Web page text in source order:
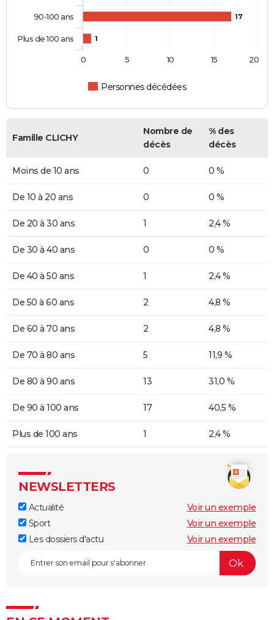
17
1
Personnes décédées
90-100 ans
Plus de 100 ans
0 5 10 15 20
Famille CLICHY
Nombre de
décès
% des
décès
Moins de 10 ans 0 0 %
De 10 à 20 ans 0 0 %
De 20 à 30 ans 1 2,4 %
De 30 à 40 ans 0 0 %
De 40 à 50 ans 1 2,4 %
De 50 à 60 ans 2 4,8 %
De 60 à 70 ans 2 4,8 %
De 70 à 80 ans 5 11,9 %
De 80 à 90 ans 13 31,0 %
De 90 à 100 ans 17 40,5 %
Plus de 100 ans 1 2,4 %
NEWSLETTERS
Actualité
Voir un exemple
Sport
Voir un exemple
Les dossiers d'actu
Voir un exemple